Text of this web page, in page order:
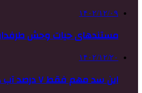
۱۴۰۲/۱۲/۰۹
مستندهای حیات وحش طرفدار
۱۴۰۲/۱۲/۲۰
این سد مهم فقط ۷ درصد آب دارد